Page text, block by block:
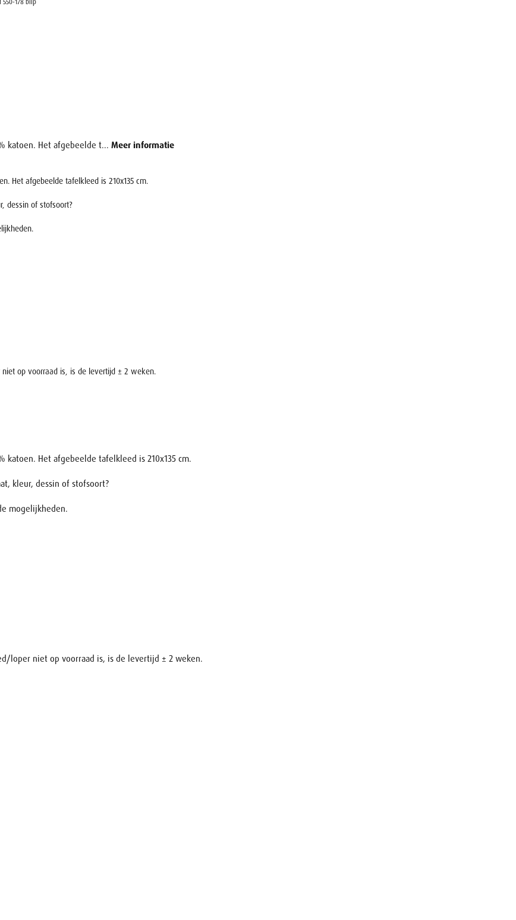
550-178 blip
katoen. Het afgebeelde t... Meer informatie
Het afgebeelde tafelkleed is 210x135 cm.
dessin of stofsoort?
op voorraad is, is de levertijd ± 2 weken.
Het afgebeelde tafelkleed is 210x135 cm.
kleur, dessin of stofsoort?
mogelijkheden.
loper niet op voorraad is, is de levertijd ± 2 weken.